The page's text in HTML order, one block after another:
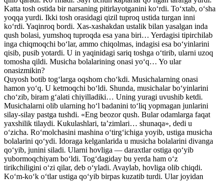
Katta tosh ostida bir narsaning pitirlayotganini ko‘rdi. To‘xtab, o‘sha
yoqqa yurdi. Ikki tosh orasidagi qizil tuproq ustida turgan inni
ko‘rdi. Yaqinroq bordi. Xas-xashakdan ustalik bilan yasalgan inda
qush bolasi, yumshoq tuproqda esa yana biri… Yerdagisi tipirchilab
inga chiqmoqchi bo‘lar, ammo chiqolmas, indagisi esa bo‘yinlarini
qisib, pusib yotardi. U in yaqinidagi sariq toshga o‘tirib, ularni uzoq
tomosha qildi. Musicha bolalarining onasi yo‘q… Yo ular
onasizmikin?
Quyosh botib tog‘larga oqshom cho‘kdi. Musichalarning onasi
hamon yo‘q. U ketmoqchi bo‘ldi. Shunda, musichalar bo‘yinlarini
cho‘zib, biram g‘alati chiyilladiki… Uning yuragi uvushib ketdi.
Musichalarni olib ularning ho‘l badanini to‘liq yopmagan junlarini
silay-silay pastga tushdi. «Eng beozor qush. Bular odamlarga faqat
yaxshilik tilaydi. Kukulashlari, ta’zimlari… shunaqa», dedi u
o‘zicha. Ro‘molchasini mashina o‘tirg‘ichiga yoyib, ustiga musicha
bolalarini qo‘ydi. Idoraga kelganlarida u musicha bolalarini divanga
qo‘yib, junini siladi. Ularni hovliga — daraxtlar ostiga qo‘yib
yubormoqchiyam bo‘ldi. Tog‘dagiday bu yerda ham o‘z
tirikchiligini o‘zi qilar, deb o‘yladi. Avaylab, hovliga olib chiqdi.
Ko‘m-ko‘k o‘tlar ustiga qo‘yib birpas kuzatib turdi. Ular joyidan